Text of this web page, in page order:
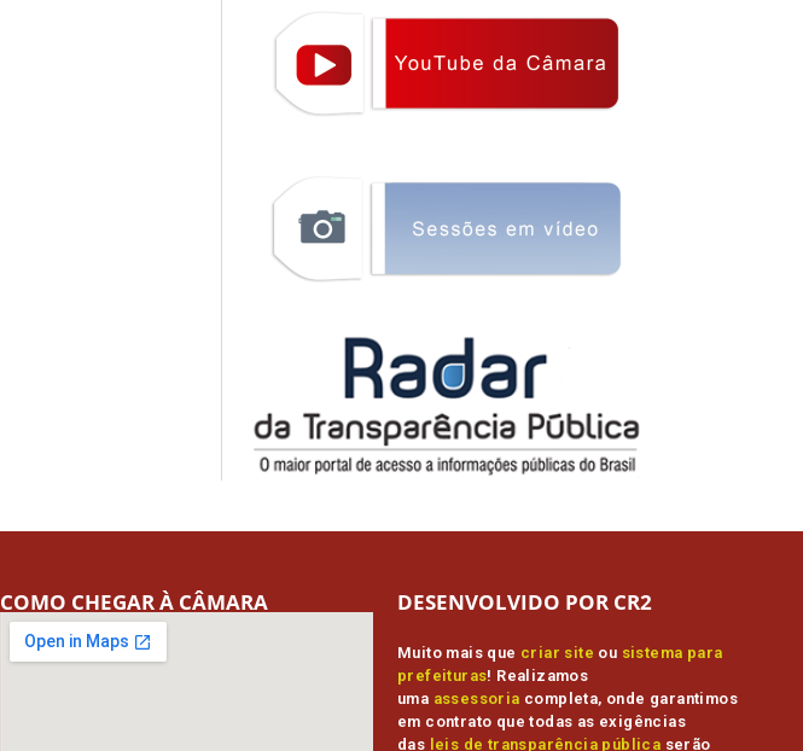
COMO CHEGAR À CÂMARA
Muito mais que criar site ou sistema para
prefeituras! Realizamos
uma assessoria completa, onde garantimos
em contrato que todas as exigências
das leis de transparência pública serão
DESENVOLVIDO POR CR2